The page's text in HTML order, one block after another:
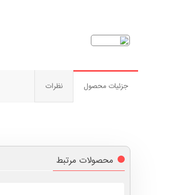
جزئیات محصول نظرات
محصولات مرتبط